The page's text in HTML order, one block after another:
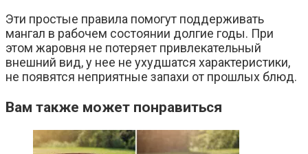
Эти простые правила помогут поддерживать
мангал в рабочем состоянии долгие годы. При
этом жаровня не потеряет привлекательный
внешний вид, у нее не ухудшатся характеристики,
не появятся неприятные запахи от прошлых блюд.
Вам также может понравиться